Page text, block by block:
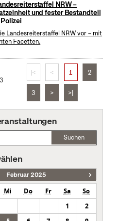
NRW –
und fester Bestandteil
Landesreiterstaffel NRW vor – mit
Facetten.
|< < 1 2
3 > >|
Suchen
Februar 2025
Mi Do Fr Sa
So
1
2